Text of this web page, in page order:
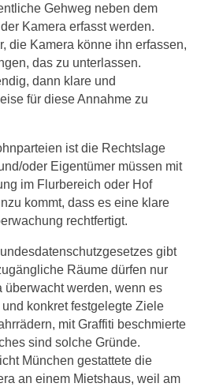
Gehweg neben dem
Kamera erfasst werden.
die Kamera könne ihn erfassen,
das zu unterlassen.
dann klare und
für diese Annahme zu
ist die Rechtslage
oder Eigentümer müssen mit
im Flurbereich oder Hof
kommt, dass es eine klare
rechtfertigt.
gibt
Räume dürfen nur
überwacht werden, wenn es
konkret festgelegte Ziele
mit Graffiti beschmierte
sind solche Gründe.
München gestattete die
an einem Mietshaus, weil am